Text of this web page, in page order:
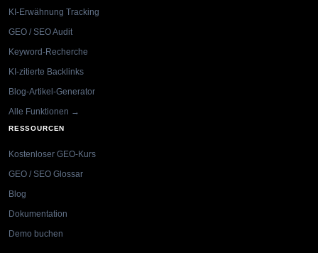
KI-Erwähnung Tracking
GEO / SEO Audit
Keyword-Recherche
KI-zitierte Backlinks
Blog-Artikel-Generator
Alle Funktionen →
RESSOURCEN
Kostenloser GEO-Kurs
GEO / SEO Glossar
Blog
Dokumentation
Demo buchen